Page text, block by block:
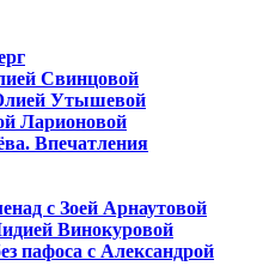
Свинцовой
Утышевой
Ларионовой
Впечатления
с Зоей Арнаутовой
Винокуровой
пафоса с Александрой